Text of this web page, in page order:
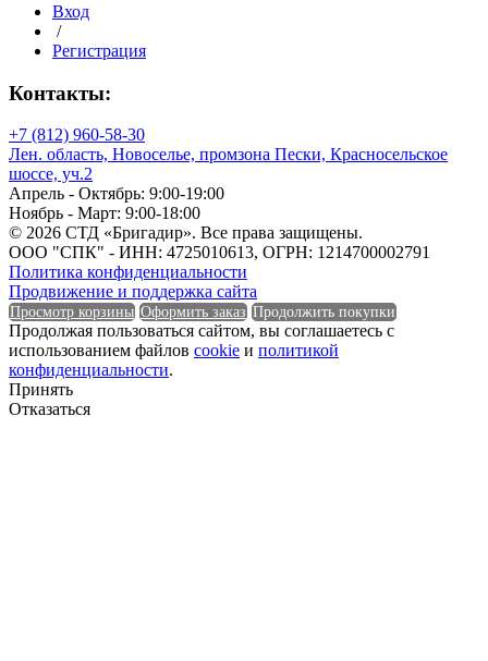
Диаметр внутренний
Длина
Единица измерения
Единица измерения
Форма
Вход
/
Регистрация
Контакты:
+7 (812) 960-58-30
Лен. область, Новоселье, промзона Пески, Красносельское
шоссе, уч.2
Апрель - Октябрь: 9:00-19:00
Ноябрь - Март: 9:00-18:00
© 2026 СТД «Бригадир». Все права защищены.
ООО "СПК" - ИНН: 4725010613, ОГРН: 1214700002791
Политика конфиденциальности
Продвижение и поддержка сайта
Просмотр корзины Оформить заказ Продолжить покупки
Продолжая пользоваться сайтом, вы соглашаетесь с
использованием файлов cookie и политикой
конфиденциальности.
Принять
Отказаться